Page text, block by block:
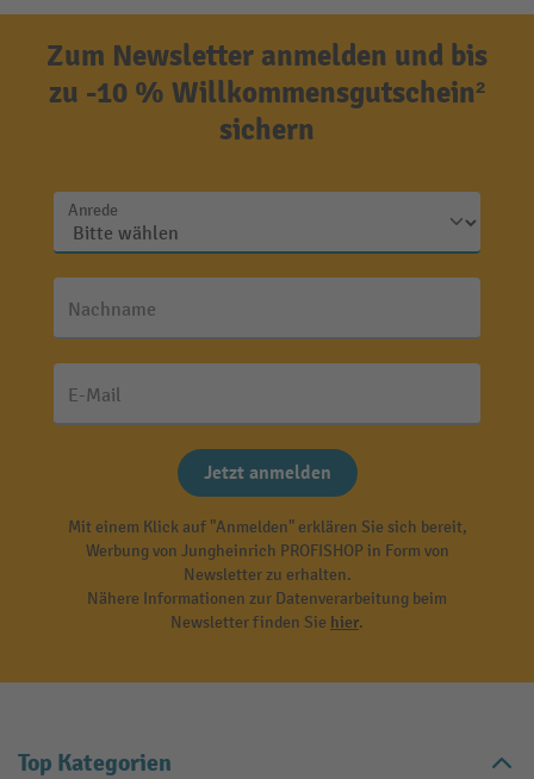
Zum Newsletter anmelden und bis
zu -10 % Willkommensgutschein²
sichern
Anrede
Nachname
E-Mail
Jetzt anmelden
Mit einem Klick auf "Anmelden" erklären Sie sich bereit,
Werbung von Jungheinrich PROFISHOP in Form von
Newsletter zu erhalten.
Nähere Informationen zur Datenverarbeitung beim
Newsletter finden Sie hier.
Top Kategorien